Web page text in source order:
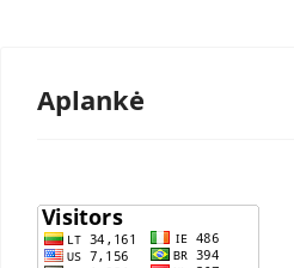
Aplankė